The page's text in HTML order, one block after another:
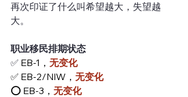
再次印证了什么叫希望越大，失望越
大。
职业移民排期状态
✅ EB-1， 无变化
✅ EB-2/NIW， 无变化
⭕️ EB-3， 无变化